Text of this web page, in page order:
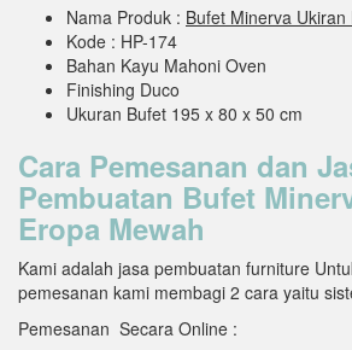
Nama Produk : Bufet Minerva
Kode : HP-174
Bahan Kayu Mahoni Oven
Finishing Duco
Ukuran Bufet 195 x 80 x 50 cm
Cara Pemesanan dan
Pembuatan Bufet
Eropa Mewah
Kami adalah jasa pembuatan furniture
pemesanan kami membagi 2 cara yaitu
Pemesanan Secara Online :